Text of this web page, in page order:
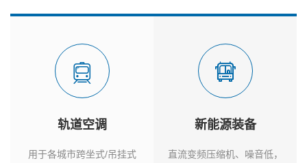
轨道空调
用于各城市跨坐式/吊挂式
新能源装备
直流变频压缩机、噪音低，